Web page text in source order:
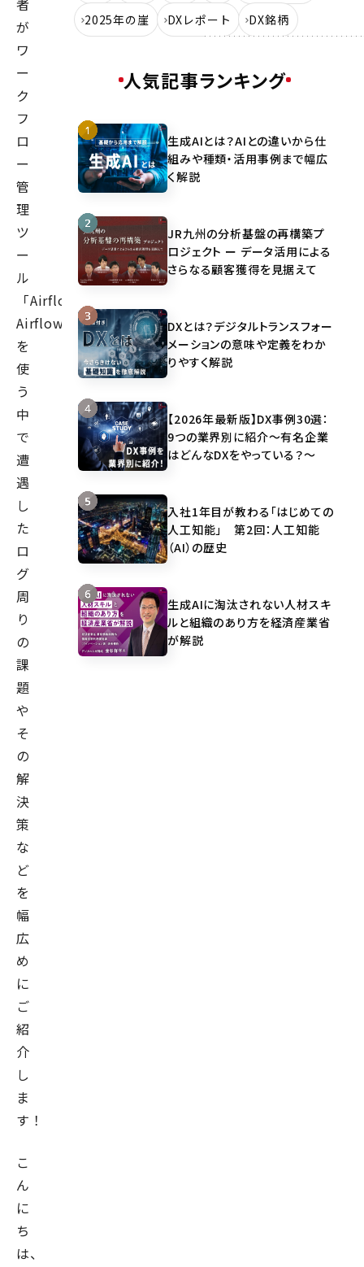
者
が
ワ
ー
ク
フ
ロ
ー
管
理
ツ
ー
ル
「Airflow（Apache
Airflow）」
を
使
う
中
で
遭
遇
し
た
ロ
グ
周
り
の
課
題
や
そ
の
解
決
策
な
ど
を
幅
広
め
に
ご
紹
介
し
ま
す！
こ
ん
に
ち
は、
2025年の崖
DXレポート DX銘柄
人気記事ランキング
生成AIとは？AIとの違いから仕
組みや種類・活用事例まで幅広
く解説
JR九州の分析基盤の再構築プ
ロジェクト ー データ活用による
さらなる顧客獲得を見据えて
DXとは？デジタルトランスフォー
メーションの意味や定義をわか
りやすく解説
【2026年最新版】DX事例30選：
9つの業界別に紹介～有名企業
はどんなDXをやっている？～
入社1年目が教わる「はじめての
人工知能」 第2回：人工知能
（AI）の歴史
生成AIに淘汰されない人材スキ
ルと組織のあり方を経済産業省
が解説